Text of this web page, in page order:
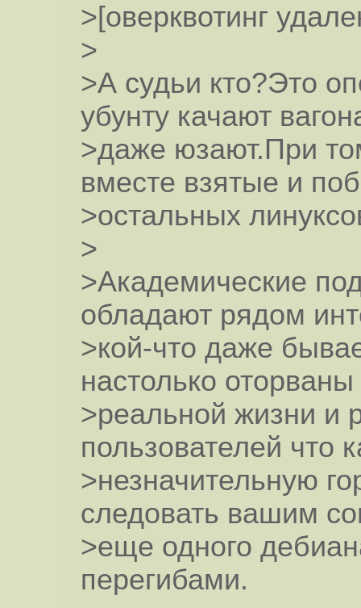
>[оверквотинг
>
>А судьи кто?Это
убунту качают
>даже юзают.При
вместе взятые и
>остальных
>
>Академические
обладают рядом
>кой-что даже
настолько оторваны
>реальной жизни и
пользователей что
>незначительную
следовать вашим
>еще одного
перегибами.